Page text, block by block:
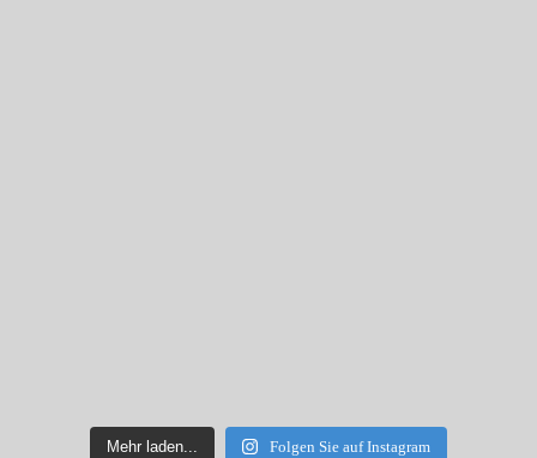
Mehr laden... Folgen Sie auf Instagram